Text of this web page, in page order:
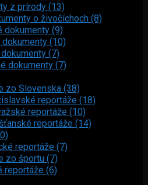
z prírody (13)
o živočíchoch (8)
dokumenty (9)
(10)
(7)
dokumenty (7)
zo Slovenska (38)
reportáže (18)
reportáže (10)
reportáže (14)
reportáže (7)
zo športu (7)
reportáže (6)